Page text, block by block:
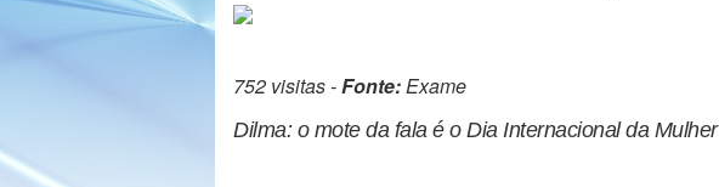
752 visitas -Fonte:Exame
Dilma: o mote da fala é o Dia Internacional da Mulher